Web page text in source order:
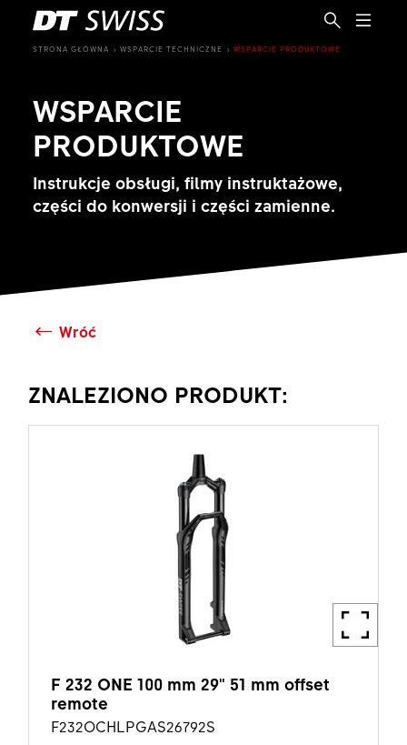
STRONA GŁÓWNA WSPARCIE TECHNICZNE WSPARCIE PRODUKTOWE
WSPARCIE
PRODUKTOWE
Instrukcje obsługi, filmy instruktażowe,
części do konwersji i części zamienne.
Wróć
ZNALEZIONO PRODUKT:
F 232 ONE 100 mm 29" 51 mm offset
remote
F232OCHLPGAS26792S